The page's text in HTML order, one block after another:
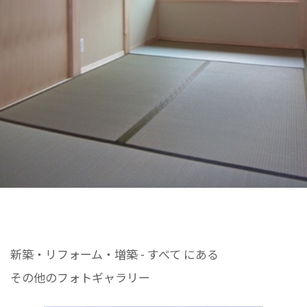
新築・リフォーム・増築 - すべて にある
その他のフォトギャラリー